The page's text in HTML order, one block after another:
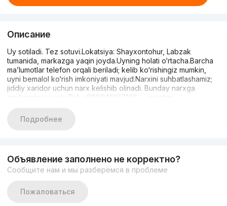
Описание
Uy sotiladi. Tez sotuvi.Lokatsiya: Shayxontohur, Labzak
tumanida, markazga yaqin joyda.Uyning holati o‘rtacha.Barcha
ma’lumotlar telefon orqali beriladi; kelib ko‘rishingiz mumkin,
uyni bemalol ko‘rish imkoniyati mavjud.Narxini suhbatlashamiz;
jiddiy xaridor uchun narx kelishib olinadi. Bunday narxga
markazda uy yo‘q.Tel: +998948167106 — srochni.
Подробнее
Объявление заполнено не корректно?
Сообщите нам и мы разберёмся в проблеме
Пожаловаться